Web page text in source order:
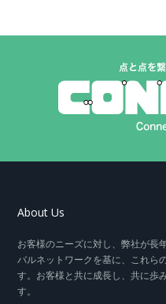
About Us
お客様のニーズに対し、弊社が長
バルネットワークを基に、これら
す。お客様と共に成長し、共に歩
す。